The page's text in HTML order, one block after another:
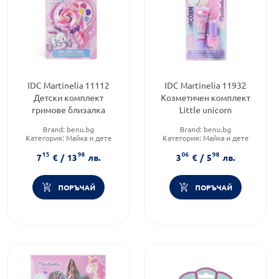
IDC Martinelia 11112
Детски комплект
гримове близалка
Brand: benu.bg
Категория: Майка и дете
комплект
715 € / 1398 лв.
ПОРЪЧАЙ
IDC Martinelia 11932
Козметичен комплект
Little unicorn
Brand: benu.bg
Категория: Майка и дете
комплект
306 € / 598 лв.
ПОРЪЧАЙ